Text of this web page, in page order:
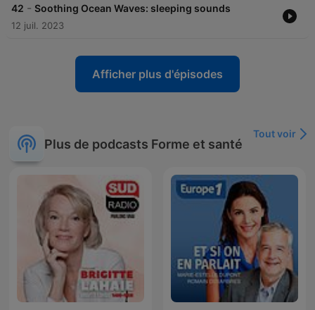
42 - Soothing Ocean Waves: sleeping sounds
12 juil. 2023
Afficher plus d'épisodes
Plus de podcasts Forme et santé
Tout voir